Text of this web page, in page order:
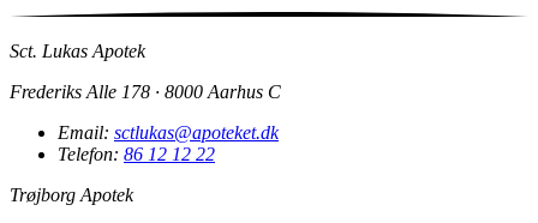
Sct. Lukas Apotek
Frederiks Alle 178 · 8000 Aarhus C
Email: sctlukas@apoteket.dk
Telefon: 86 12 12 22
Trøjborg Apotek